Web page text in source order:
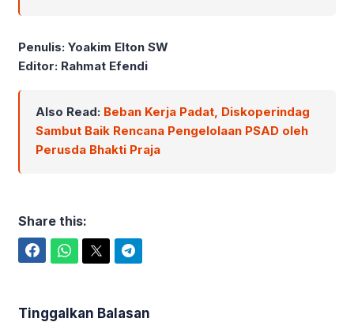
Penulis: Yoakim Elton SW
Editor: Rahmat Efendi
Also Read: Beban Kerja Padat, Diskoperindag
Sambut Baik Rencana Pengelolaan PSAD oleh
Perusda Bhakti Praja
Share this:
Tinggalkan Balasan